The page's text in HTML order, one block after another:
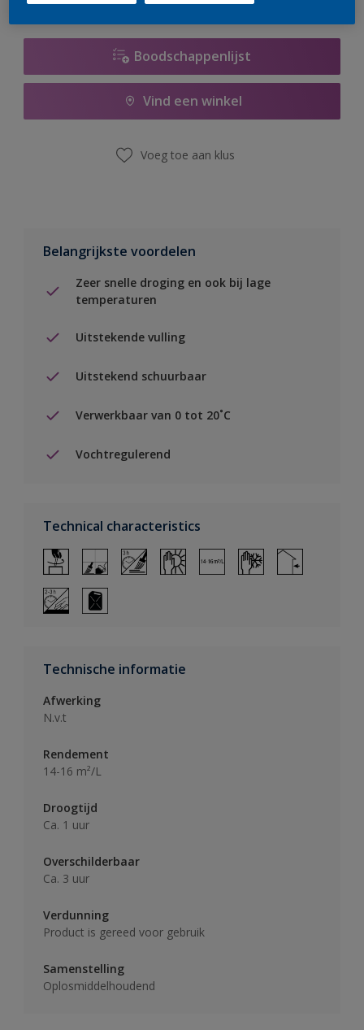
Boodschappenlijst
Vind een winkel
Voeg toe aan klus
Belangrijkste voordelen
Zeer snelle droging en ook bij lage
temperaturen
Uitstekende vulling
Uitstekend schuurbaar
Verwerkbaar van 0 tot 20˚C
Vochtregulerend
Technical characteristics
Technische informatie
Afwerking
N.v.t
Rendement
14-16 m²/L
Droogtijd
Ca. 1 uur
Overschilderbaar
Ca. 3 uur
Verdunning
Product is gereed voor gebruik
Samenstelling
Oplosmiddelhoudend